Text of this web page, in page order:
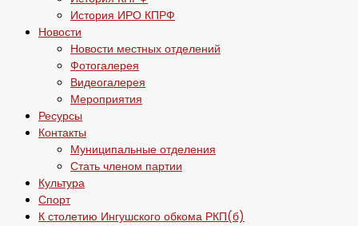
История ИРО КПРФ
Новости
Новости местных отделений
Фотогалерея
Видеогалерея
Мероприятия
Ресурсы
Контакты
Муниципальные отделения
Стать членом партии
Культура
Спорт
К столетию Ингушского обкома РКП(б)